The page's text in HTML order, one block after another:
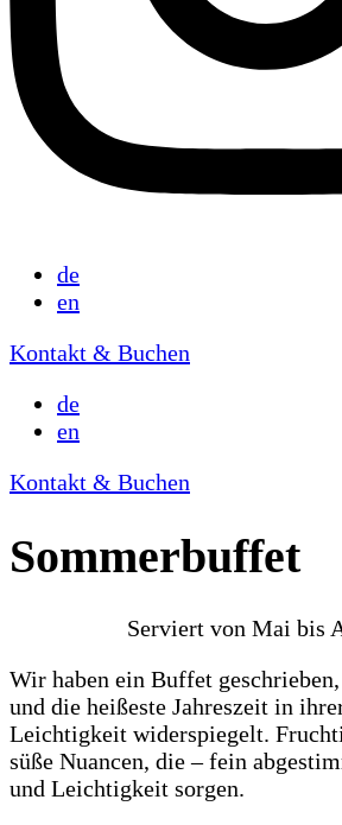
de
en
Kontakt & Buchen
de
en
Kontakt & Buchen
Sommerbuffet
Serviert von Mai bis
Wir haben ein Buffet
und die heißeste Jahreszeit in
Leichtigkeit widerspiegelt.
süße Nuancen, die – fein
und Leichtigkeit sorgen.